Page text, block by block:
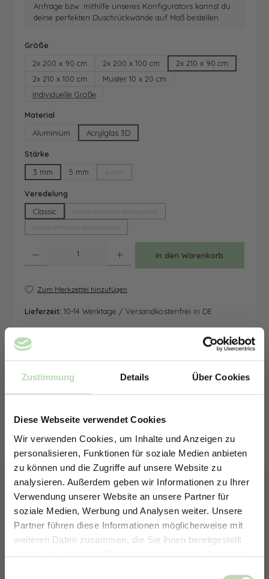
Zustimmung Details Über Cookies
Diese Webseite verwendet Cookies
Wir verwenden Cookies, um Inhalte und Anzeigen zu
personalisieren, Funktionen für soziale Medien anbieten
zu können und die Zugriffe auf unsere Website zu
analysieren. Außerdem geben wir Informationen zu Ihrer
Verwendung unserer Website an unsere Partner für
soziale Medien, Werbung und Analysen weiter. Unsere
Partner führen diese Informationen möglicherweise mit
weiteren Daten zusammen, die Sie ihnen bereitgestellt
haben oder die sie im Rahmen Ihrer Nutzung der Dienste
Anfrage bzw. mithilfe unseres Konfigurators kannst du
deine perfekten Duschrückwände auf Maß bestellen
Größe
2x 200 x 90 cm
2x 200 x 100 cm
2x 210 x 90 cm
2x 210 x 100 cm
Muster 10 x 20 cm
Individuelle Größe
Material
Aluminium
Acrylglas 3D
Stärke
3 mm
5 mm
Veredelung
Classic
In den Warenkorb
Zum Merkzettel hinzufügen
Lieferzeit: 10-14 Werktage / Versandkostenfrei in DE
ERHALTE 5% RABATT AUF
DEINE RÜCKWÄNDE